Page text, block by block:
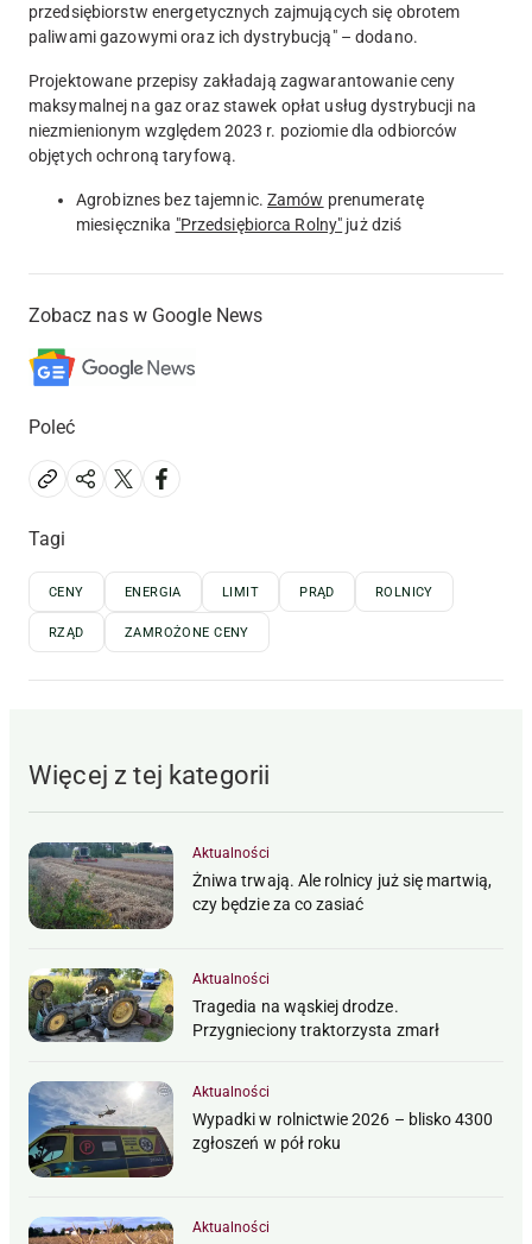
przedsiębiorstw energetycznych zajmujących się obrotem
paliwami gazowymi oraz ich dystrybucją" – dodano.
Projektowane przepisy zakładają zagwarantowanie ceny
maksymalnej na gaz oraz stawek opłat usług dystrybucji na
niezmienionym względem 2023 r. poziomie dla odbiorców
objętych ochroną taryfową.
Agrobiznes bez tajemnic. Zamów prenumeratę
miesięcznika "Przedsiębiorca Rolny" już dziś
Zobacz nas w Google News
Poleć
Tagi
CENY ENERGIA LIMIT PRĄD ROLNICY
RZĄD ZAMROŻONE CENY
Więcej z tej kategorii
Aktualności
Żniwa trwają. Ale rolnicy już się martwią,
czy będzie za co zasiać
Aktualności
Tragedia na wąskiej drodze.
Przygnieciony traktorzysta zmarł
Aktualności
Wypadki w rolnictwie 2026 – blisko 4300
zgłoszeń w pół roku
Aktualności